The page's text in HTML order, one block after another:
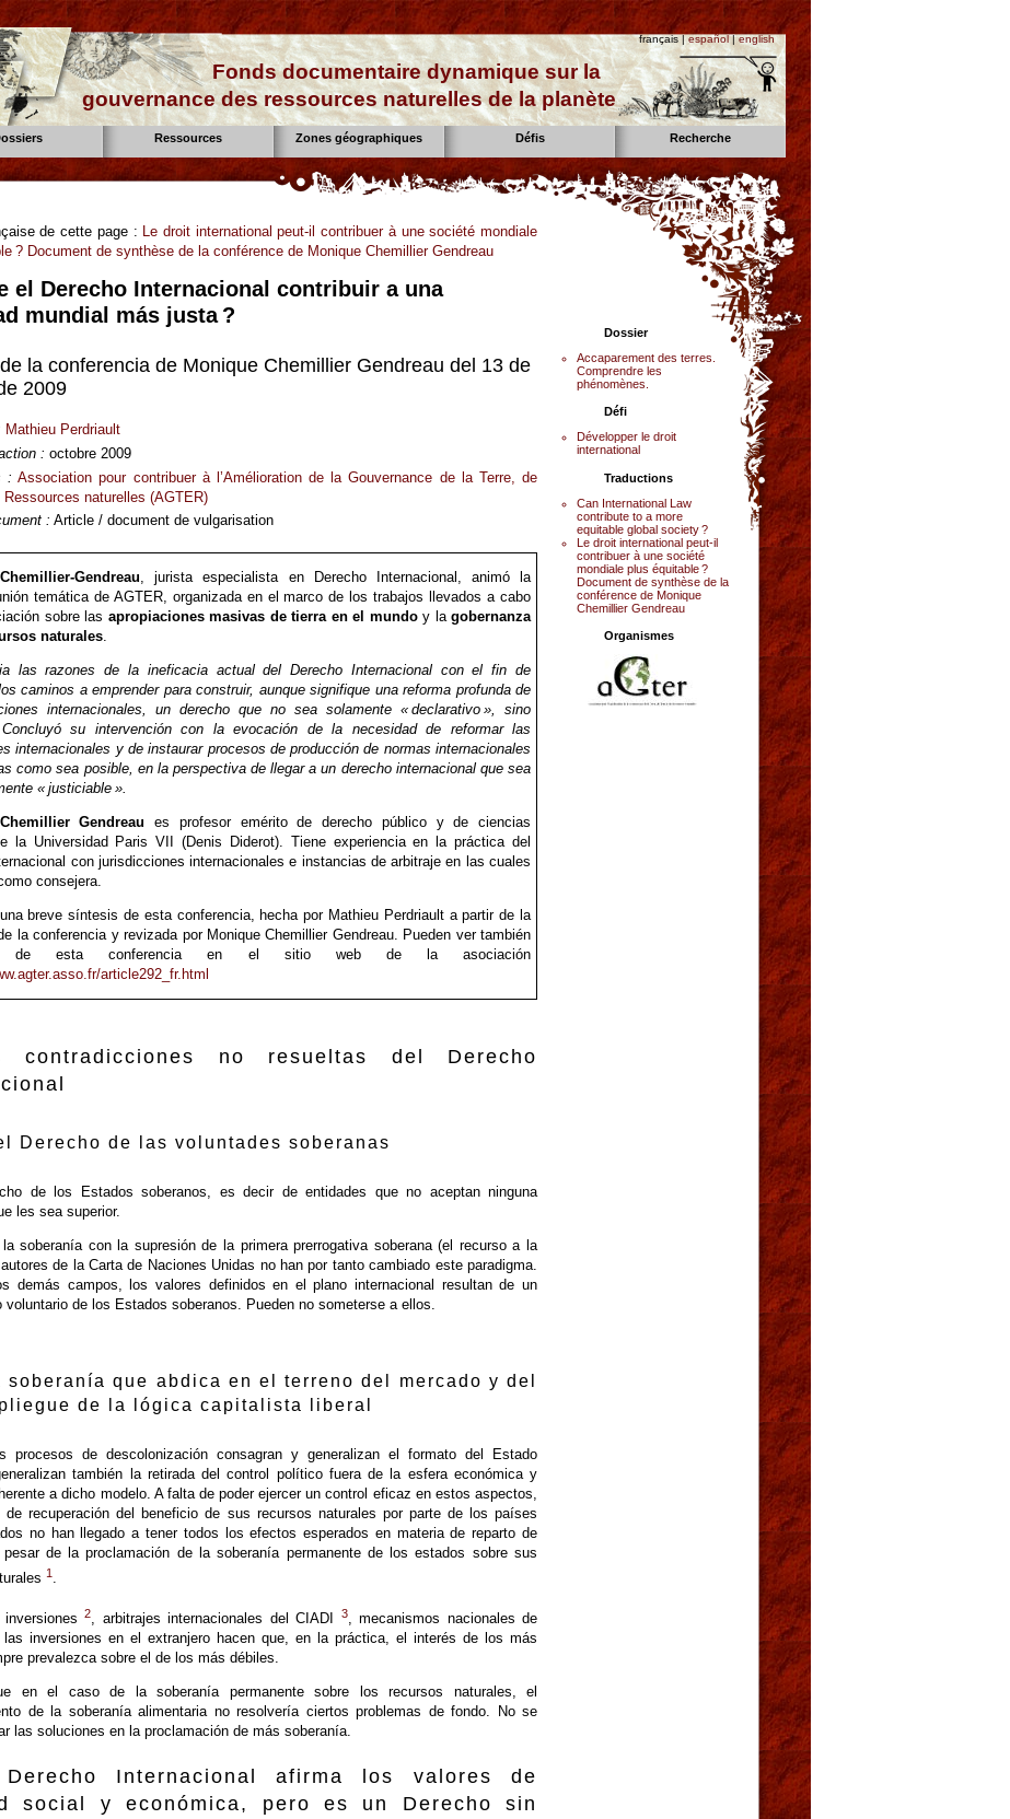
français |español|english
Fonds documentaire dynamique sur la
gouvernance des ressources naturelles de la planète
Ressources Zones géographiques Défis Recherche
de cette page : Le droit international peut-il contribuer à une société mondiale
? Document de synthèse de la conférence de Monique Chemillier Gendreau
el Derecho Internacional contribuir a una
mundial más justa ?
la conferencia de Monique Chemillier Gendreau del 13 de
2009
Mathieu Perdriault
: octobre 2009
: Association pour contribuer à l’Amélioration de la Gouvernance de la Terre, de
Ressources naturelles (AGTER)
: Article / document de vulgarisation
Gendreau, jurista especialista en Derecho Internacional, animó la
temática de AGTER, organizada en el marco de los trabajos llevados a cabo
sobre las apropiaciones masivas de tierra en el mundoy la gobernanza
naturales.
las razones de la ineficacia actual del Derecho Internacional con el fin de
caminos a emprender para construir, aunque signifique una reforma profunda de
internacionales, un derecho que no sea solamente « declarativo », sino
su intervención con la evocación de la necesidad de reformar las
internacionales y de instaurar procesos de producción de normas internacionales
como sea posible, en la perspectiva de llegar a un derecho internacional que sea
« justiciable ».
Gendreau es profesor emérito de derecho público y de ciencias
la Universidad Paris VII (Denis Diderot). Tiene experiencia en la práctica del
con jurisdicciones internacionales e instancias de arbitraje en las cuales
consejera.
breve síntesis de esta conferencia, hecha por Mathieu Perdriault a partir de la
la conferencia y revizada por Monique Chemillier Gendreau. Pueden ver también
de esta conferencia en el sitio web de la asociación
article292_fr.html
no resueltas del Derecho
Derecho de las voluntades soberanas
de los Estados soberanos, es decir de entidades que no aceptan ninguna
les sea superior.
la soberanía con la supresión de la primera prerrogativa soberana (el recurso a la
de la Carta de Naciones Unidas no han por tanto cambiado este paradigma.
demás campos, los valores definidos en el plano internacional resultan de un
voluntario de los Estados soberanos. Pueden no someterse a ellos.
soberanía que abdica en el terreno del mercado y del
de la lógica capitalista liberal
procesos de descolonización consagran y generalizan el formato del Estado
también la retirada del control político fuera de la esfera económica y
a dicho modelo. A falta de poder ejercer un control eficaz en estos aspectos,
de recuperación del beneficio de sus recursos naturales por parte de los países
no han llegado a tener todos los efectos esperados en materia de reparto de
de la proclamación de la soberanía permanente de los estados sobre sus
1.
inversiones2, arbitrajes internacionales del CIADI 3, mecanismos nacionales de
las inversiones en el extranjero hacen que, en la práctica, el interés de los más
prevalezca sobre el de los más débiles.
en el caso de la soberanía permanente sobre los recursos naturales, el
de la soberanía alimentaria no resolvería ciertos problemas de fondo. No se
las soluciones en la proclamación de más soberanía.
Internacional afirma los valores de
social y económica, pero es un Derecho sin
Dossier
Accaparement des terres.
Comprendre les
phénomènes.
Défi
Développer le droit
international
Traductions
Can International Law
contribute to a more
equitable global society ?
Le droit international peut-il
contribuer à une société
mondiale plus équitable ?
Document de synthèse de la
conférence de Monique
Chemillier Gendreau
Organismes